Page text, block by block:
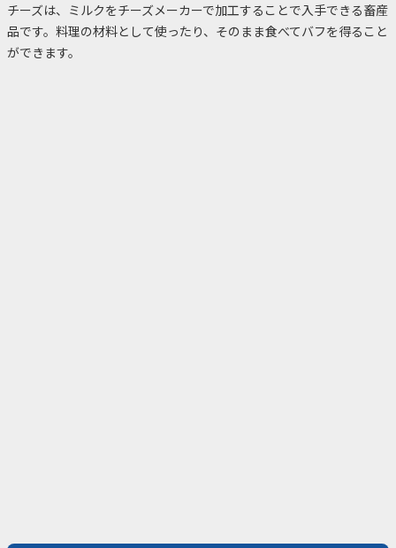
チーズは、ミルクをチーズメーカーで加工することで入手できる畜産
品です。料理の材料として使ったり、そのまま食べてバフを得ること
ができます。